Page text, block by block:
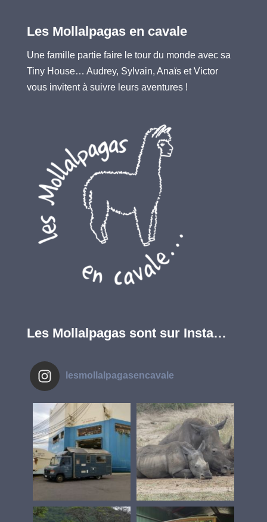
Les Mollalpagas en cavale
Une famille partie faire le tour du monde avec sa
Tiny House… Audrey, Sylvain, Anaïs et Victor
vous invitent à suivre leurs aventures !
Les Mollalpagas sont sur Insta…
lesmollalpagasencavale